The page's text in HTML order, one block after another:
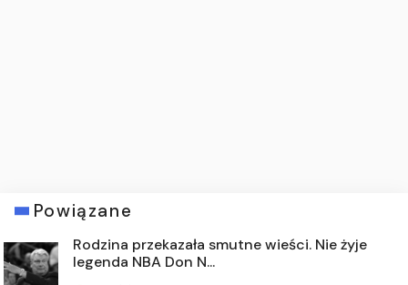
Powiązane
Rodzina przekazała smutne wieści. Nie żyje
legenda NBA Don N...